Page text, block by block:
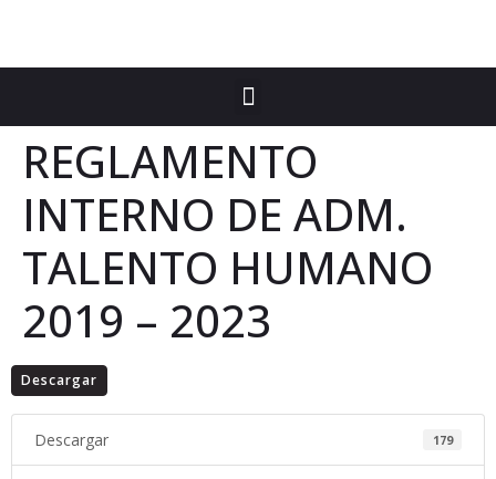
REGLAMENTO
INTERNO DE ADM.
TALENTO HUMANO
2019 – 2023
Descargar
Descargar 179